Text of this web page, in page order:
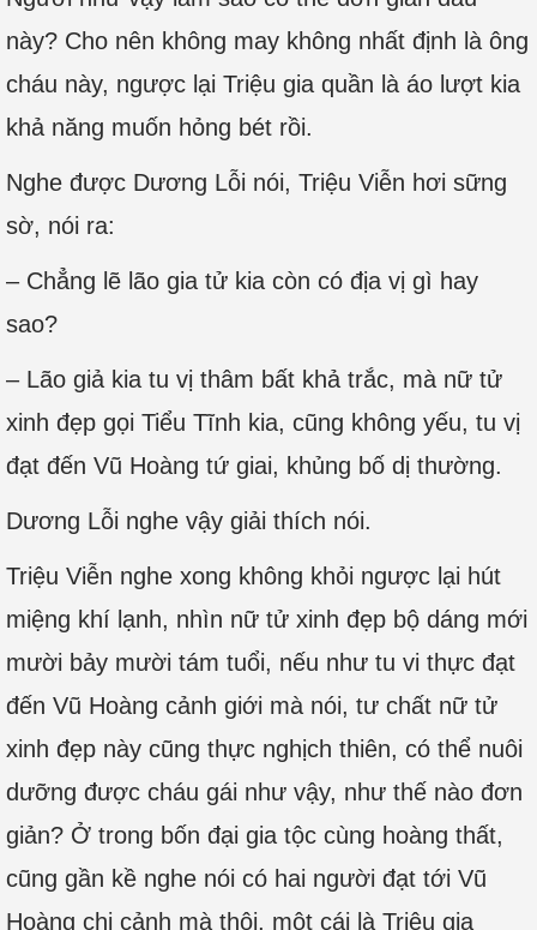
này? Cho nên không may không nhất định là ông
cháu này, ngược lại Triệu gia quần là áo lượt kia
khả năng muốn hỏng bét rồi.
Nghe được Dương Lỗi nói, Triệu Viễn hơi sững
sờ, nói ra:
– Chẳng lẽ lão gia tử kia còn có địa vị gì hay
sao?
– Lão giả kia tu vị thâm bất khả trắc, mà nữ tử
xinh đẹp gọi Tiểu Tĩnh kia, cũng không yếu, tu vị
đạt đến Vũ Hoàng tứ giai, khủng bố dị thường.
Dương Lỗi nghe vậy giải thích nói.
Triệu Viễn nghe xong không khỏi ngược lại hút
miệng khí lạnh, nhìn nữ tử xinh đẹp bộ dáng mới
mười bảy mười tám tuổi, nếu như tu vi thực đạt
đến Vũ Hoàng cảnh giới mà nói, tư chất nữ tử
xinh đẹp này cũng thực nghịch thiên, có thể nuôi
dưỡng được cháu gái như vậy, như thế nào đơn
giản? Ở trong bốn đại gia tộc cùng hoàng thất,
cũng gần kề nghe nói có hai người đạt tới Vũ
Hoàng chi cảnh mà thôi, một cái là Triệu gia